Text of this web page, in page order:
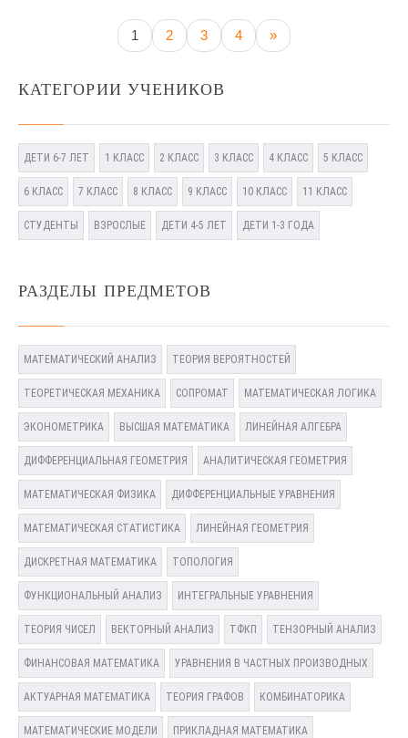
1 2 3 4 »
КАТЕГОРИИ УЧЕНИКОВ
ДЕТИ 6-7 ЛЕТ 1 КЛАСС 2 КЛАСС 3 КЛАСС 4 КЛАСС 5 КЛАСС
6 КЛАСС 7 КЛАСС 8 КЛАСС 9 КЛАСС 10 КЛАСС 11 КЛАСС
СТУДЕНТЫ ВЗРОСЛЫЕ ДЕТИ 4-5 ЛЕТ ДЕТИ 1-3 ГОДА
РАЗДЕЛЫ ПРЕДМЕТОВ
МАТЕМАТИЧЕСКИЙ АНАЛИЗ ТЕОРИЯ ВЕРОЯТНОСТЕЙ
ТЕОРЕТИЧЕСКАЯ МЕХАНИКА СОПРОМАТ МАТЕМАТИЧЕСКАЯ ЛОГИКА
ЭКОНОМЕТРИКА ВЫСШАЯ МАТЕМАТИКА ЛИНЕЙНАЯ АЛГЕБРА
ДИФФЕРЕНЦИАЛЬНАЯ ГЕОМЕТРИЯ АНАЛИТИЧЕСКАЯ ГЕОМЕТРИЯ
МАТЕМАТИЧЕСКАЯ ФИЗИКА ДИФФЕРЕНЦИАЛЬНЫЕ УРАВНЕНИЯ
МАТЕМАТИЧЕСКАЯ СТАТИСТИКА ЛИНЕЙНАЯ ГЕОМЕТРИЯ
ДИСКРЕТНАЯ МАТЕМАТИКА ТОПОЛОГИЯ
ФУНКЦИОНАЛЬНЫЙ АНАЛИЗ ИНТЕГРАЛЬНЫЕ УРАВНЕНИЯ
ТЕОРИЯ ЧИСЕЛ ВЕКТОРНЫЙ АНАЛИЗ ТФКП ТЕНЗОРНЫЙ АНАЛИЗ
ФИНАНСОВАЯ МАТЕМАТИКА УРАВНЕНИЯ В ЧАСТНЫХ ПРОИЗВОДНЫХ
АКТУАРНАЯ МАТЕМАТИКА ТЕОРИЯ ГРАФОВ КОМБИНАТОРИКА
МАТЕМАТИЧЕСКИЕ МОДЕЛИ ПРИКЛАДНАЯ МАТЕМАТИКА